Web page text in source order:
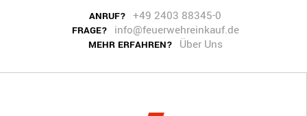
ANRUF? +49 2403 88345-0
FRAGE? info@feuerwehreinkauf.de
MEHR ERFAHREN? Über Uns